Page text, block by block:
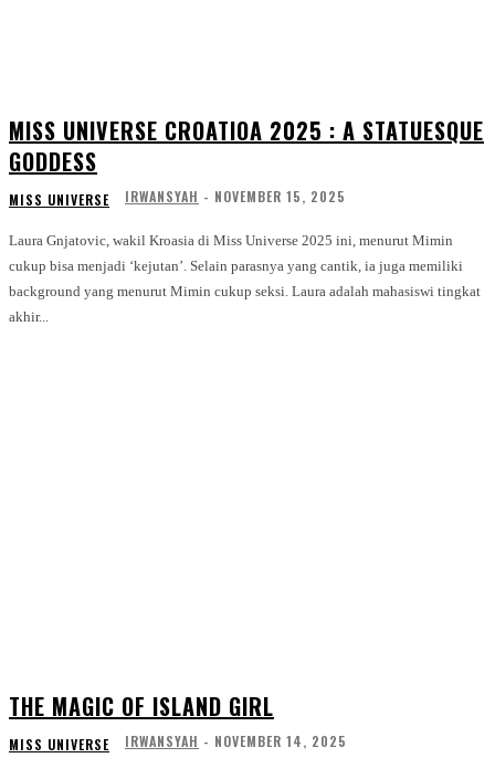
MISS UNIVERSE CROATIOA 2025 : A STATUESQUE
GODDESS
MISS UNIVERSE IRWANSYAH - NOVEMBER 15, 2025
Laura Gnjatovic, wakil Kroasia di Miss Universe 2025 ini, menurut Mimin
cukup bisa menjadi ‘kejutan’. Selain parasnya yang cantik, ia juga memiliki
background yang menurut Mimin cukup seksi. Laura adalah mahasiswi tingkat
akhir...
THE MAGIC OF ISLAND GIRL
MISS UNIVERSE IRWANSYAH - NOVEMBER 14, 2025